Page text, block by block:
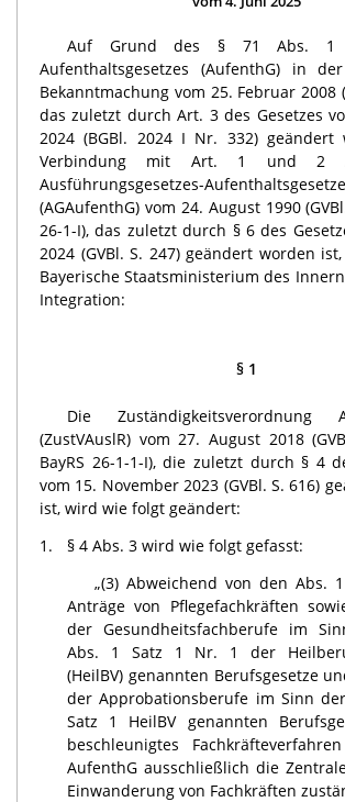
Auf Grund des § 71 Abs. 1
Aufenthaltsgesetzes (AufenthG) in
Bekanntmachung vom 25. Februar 2008
das zuletzt durch Art. 3 des Gesetzes
2024 (BGBl. 2024 I Nr. 332)
Verbindung mit Art. 1 und 2
Ausführungsgesetzes-
(AGAufenthG) vom 24. August 1990
26-1-I), das zuletzt durch § 6 des
2024 (GVBl. S. 247) geändert worden
Bayerische Staatsministerium des
Integration:
§ 1
Die Zuständigkeitsverordnung
(ZustVAuslR) vom 27. August 2018
BayRS 26-1-1-I), die zuletzt durch § 4
vom 15. November 2023 (GVBl. S. 616)
ist, wird wie folgt geändert:
1.
§ 4 Abs. 3 wird wie folgt gefasst:
„(3) Abweichend von den Abs.
Anträge von Pflegefachkräften
der Gesundheitsfachberufe im
Abs. 1 Satz 1 Nr. 1 der
(HeilBV) genannten Berufsgesetze
der Approbationsberufe im Sinn
Satz 1 HeilBV genannten
beschleunigtes
AufenthG ausschließlich die
Einwanderung von Fachkräften